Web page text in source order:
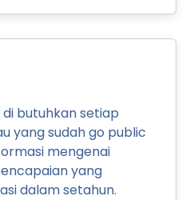
butuhkan setiap
yang sudah go public
mengenai
yang
dalam setahun.